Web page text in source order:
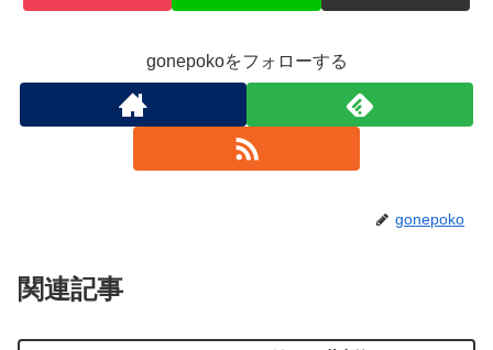
gonepokoをフォローする
gonepoko
関連記事